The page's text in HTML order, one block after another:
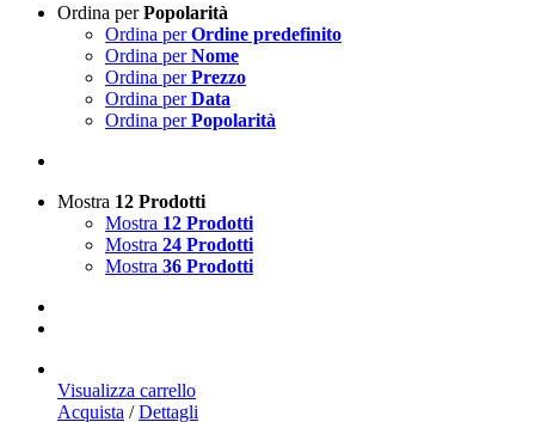
Ordina perPopolarità
Ordina perOrdine predefinito
Ordina perNome
Ordina perPrezzo
Ordina perData
Ordina perPopolarità
Mostra 12 Prodotti
Mostra 12 Prodotti
Mostra 24 Prodotti
Mostra 36 Prodotti
Visualizza carrello
Acquista / Dettagli